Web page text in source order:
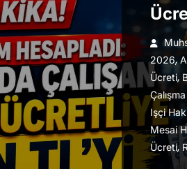
2026,
Ücreti,
Işçi
Mesai
Ücreti,